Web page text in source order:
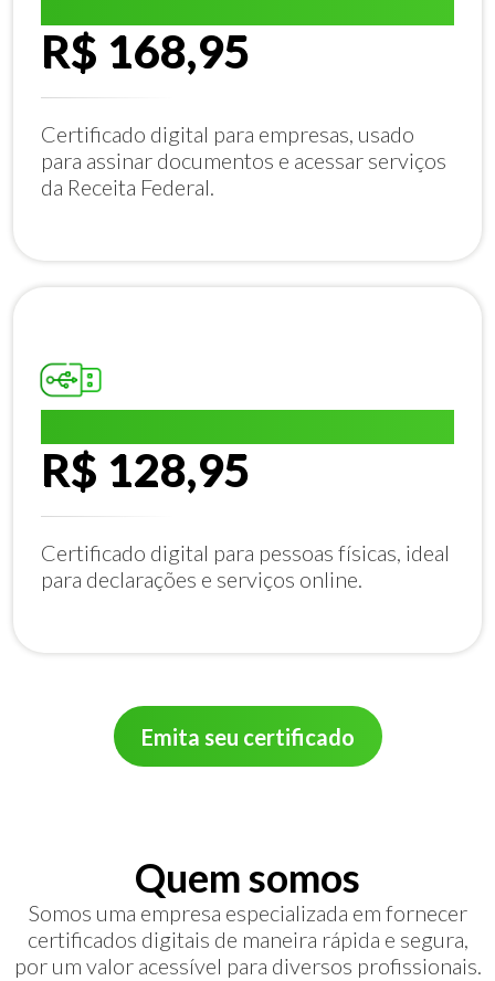
R$ 168,95
Certificado digital para empresas, usado
para assinar documentos e acessar serviços
da Receita Federal.
R$ 128,95
Certificado digital para pessoas físicas, ideal
para declarações e serviços online.
Emita seu certificado
Quem somos
Somos uma empresa especializada em fornecer
certificados digitais de maneira rápida e segura,
por um valor acessível para diversos profissionais.